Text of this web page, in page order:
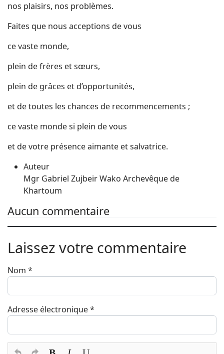
nos plaisirs, nos problèmes.
Faites que nous acceptions de vous
ce vaste monde,
plein de frères et sœurs,
plein de grâces et d’opportunités,
et de toutes les chances de recommencements ;
ce vaste monde si plein de vous
et de votre présence aimante et salvatrice.
Auteur
Mgr Gabriel Zujbeir Wako Archevêque de
Khartoum
Aucun commentaire
Laissez votre commentaire
Nom *
Adresse électronique*
Texte du commentaire